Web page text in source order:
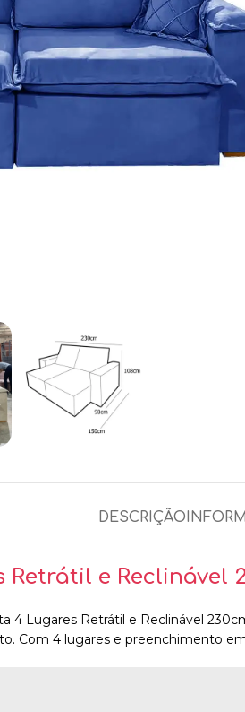
DESCRIÇÃO
e Reclinável
4 Lugares Retrátil e Reclinável
Com 4 lugares e preenchimento